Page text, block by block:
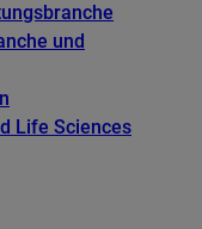
und
Life Sciences